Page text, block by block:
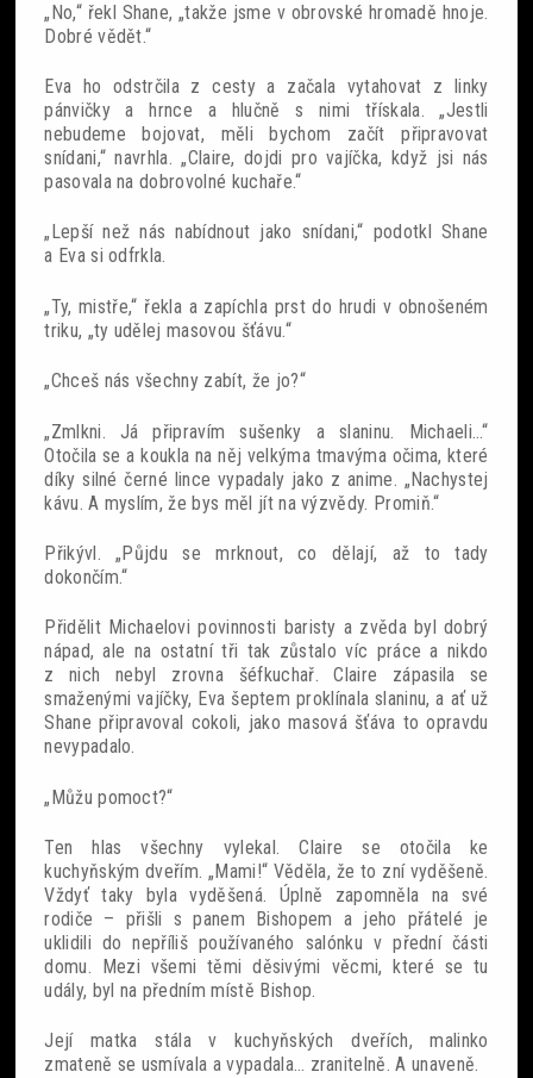
„No,“ řekl Shane, „takže jsme v obrovské hromadě hnoje.
Dobré vědět.“
Eva ho odstrčila z cesty a začala vytahovat z linky
pánvičky a hrnce a hlučně s nimi třískala. „Jestli
nebudeme bojovat, měli bychom začít připravovat
snídani,“ navrhla. „Claire, dojdi pro vajíčka, když jsi nás
pasovala na dobrovolné kuchaře.“
„Lepší než nás nabídnout jako snídani,“ podotkl Shane
a Eva si odfrkla.
„Ty, mistře,“ řekla a zapíchla prst do hrudi v obnošeném
triku, „ty udělej masovou šťávu.“
„Chceš nás všechny zabít, že jo?“
„Zmlkni. Já připravím sušenky a slaninu. Michaeli…“
Otočila se a koukla na něj velkýma tmavýma očima, které
díky silné černé lince vypadaly jako z anime. „Nachystej
kávu. A myslím, že bys měl jít na výzvědy. Promiň.“
Přikývl. „Půjdu se mrknout, co dělají, až to tady
dokončím.“
Přidělit Michaelovi povinnosti baristy a zvěda byl dobrý
nápad, ale na ostatní tři tak zůstalo víc práce a nikdo
z nich nebyl zrovna šéfkuchař. Claire zápasila se
smaženými vajíčky, Eva šeptem proklínala slaninu, a ať už
Shane připravoval cokoli, jako masová šťáva to opravdu
nevypadalo.
„Můžu pomoct?“
Ten hlas všechny vylekal. Claire se otočila ke
kuchyňským dveřím. „Mami!“ Věděla, že to zní vyděšeně.
Vždyť taky byla vyděšená. Úplně zapomněla na své
rodiče – přišli s panem Bishopem a jeho přátelé je
uklidili do nepříliš používaného salónku v přední části
domu. Mezi všemi těmi děsivými věcmi, které se tu
udály, byl na předním místě Bishop.
Její matka stála v kuchyňských dveřích, malinko
zmateně se usmívala a vypadala… zranitelně. A unaveně.